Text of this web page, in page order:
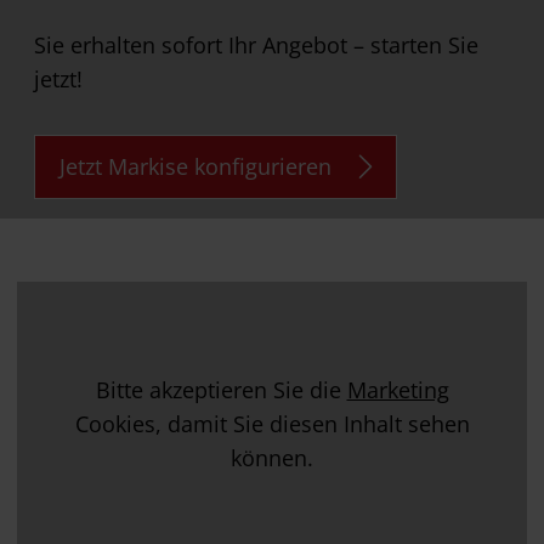
Sie erhalten sofort Ihr Angebot – starten Sie
jetzt!
Jetzt Markise konfigurieren
Bitte akzeptieren Sie die Marketing
Cookies, damit Sie diesen Inhalt sehen
können.